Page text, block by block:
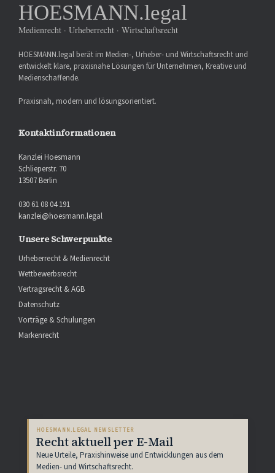
HOESMANN.legal
Medienrecht · Urheberrecht · Wirtschaftsrecht
HOESMANN.legal berät im Medien-, Urheber- und Wirtschaftsrecht und
entwickelt klare, praxisnahe Lösungen für Unternehmen, Kreative und
Medienschaffende.
Praxisnah, modern und lösungsorientiert.
Kontaktinformationen
Kanzlei Hoesmann
Schlieperstr. 70
13507 Berlin
030 61 08 04 191
kanzlei@hoesmann.legal
Unsere Schwerpunkte
Urheberrecht & Medienrecht
Wettbewerbsrecht
Vertragsrecht & AGB
Datenschutz
Vorträge & Schulungen
Markenrecht
HOESMANN.LEGAL NEWSLETTER
Recht aktuell per E-Mail
Neue Urteile, Praxishinweise und Entwicklungen aus dem
Medien- und Wirtschaftsrecht.